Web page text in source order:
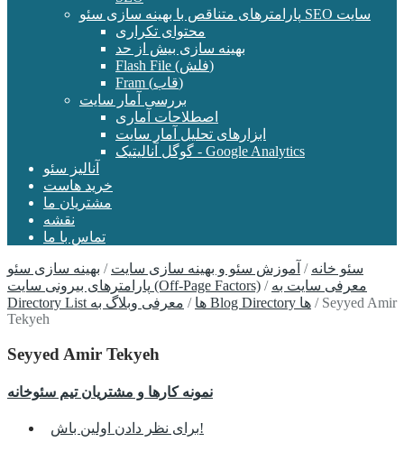
پارامترهای متناقص با بهینه سازی سئو SEO سایت
محتوای تکراری
بهینه سازی بیش از حد
Flash File (فلش)
Fram (قاب)
بررسی آمار سایت
اصطلاحات آماری
ابزارهای تحلیل آمار سایت
گوگل آنالیتیک - Google Analytics
آنالیز سئو
خرید هاست
مشتریان ما
نقشه
تماس با ما
سئو خانه / آموزش سئو و بهینه سازی سایت / بهینه سازی سئو
پارامترهای بیرونی سایت (Off-Page Factors) / معرفی سایت به
Directory List ها / معرفی وبلاگ به Blog Directory ها / Seyyed Amir
Tekyeh
Seyyed Amir Tekyeh
نمونه کارها و مشتریان تیم سئوخانه
برای نظر دادن اولین باش!